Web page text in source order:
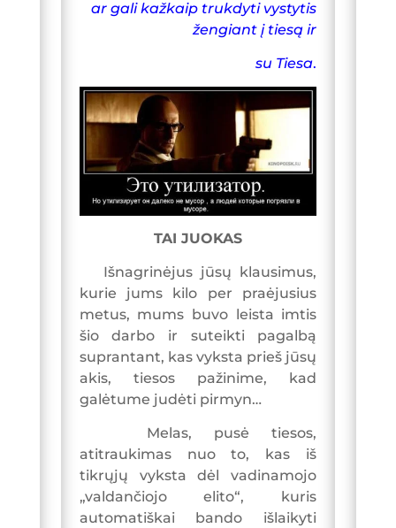
ar gali kažkaip trukdyti vystytis
žengiant į tiesą ir
su Tiesa.
TAI JUOKAS
Išnagrinėjus jūsų klausimus,
kurie jums kilo per praėjusius
metus, mums buvo leista imtis
šio darbo ir suteikti pagalbą
suprantant, kas vyksta prieš jūsų
akis, tiesos pažinime, kad
galėtume judėti pirmyn…
Melas, pusė tiesos,
atitraukimas nuo to, kas iš
tikrųjų vyksta dėl vadinamojo
„valdančiojo elito“, kuris
automatiškai bando išlaikyti